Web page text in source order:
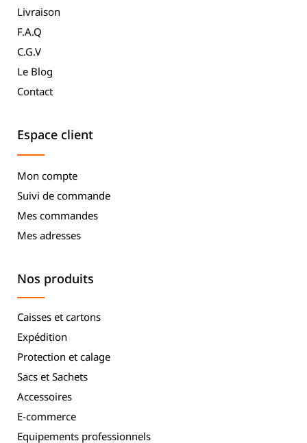
Livraison
F.A.Q
C.G.V
Le Blog
Contact
Espace client
Mon compte
Suivi de commande
Mes commandes
Mes adresses
Nos produits
Caisses et cartons
Expédition
Protection et calage
Sacs et Sachets
Accessoires
E-commerce
Equipements professionnels